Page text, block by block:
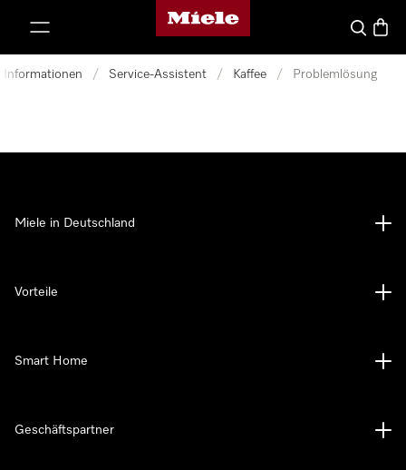
Miele-Homepage
Suche
Informationen / Service-Assistent / Kaffee / Problemlösung
Miele in Deutschland
Vorteile
Smart Home
Geschäftspartner